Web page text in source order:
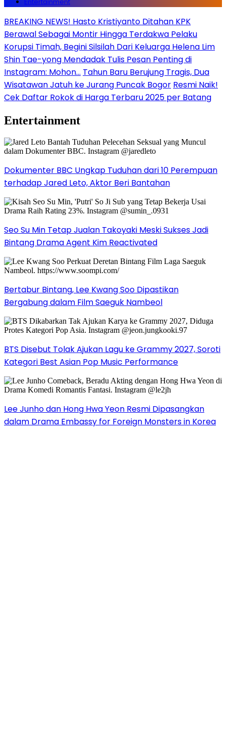
BREAKING NEWS! Hasto Kristiyanto Ditahan KPK
Berawal Sebagai Montir Hingga Terdakwa Pelaku
Korupsi Timah, Begini Silsilah Dari Keluarga Helena Lim
Shin Tae-yong Mendadak Tulis Pesan Penting di
Instagram: Mohon… Tahun Baru Berujung Tragis, Dua
Wisatawan Jatuh ke Jurang Puncak Bogor Resmi Naik!
Cek Daftar Rokok di Harga Terbaru 2025 per Batang
Entertainment
Dokumenter BBC Ungkap Tuduhan dari 10 Perempuan
terhadap Jared Leto, Aktor Beri Bantahan
Seo Su Min Tetap Jualan Takoyaki Meski Sukses Jadi
Bintang Drama Agent Kim Reactivated
Bertabur Bintang, Lee Kwang Soo Dipastikan
Bergabung dalam Film Saeguk Nambeol
BTS Disebut Tolak Ajukan Lagu ke Grammy 2027, Soroti
Kategori Best Asian Pop Music Performance
Lee Junho dan Hong Hwa Yeon Resmi Dipasangkan
dalam Drama Embassy for Foreign Monsters in Korea